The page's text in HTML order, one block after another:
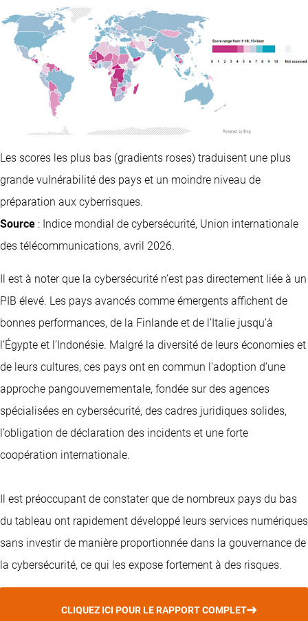
Les scores les plus bas (gradients roses) traduisent une plus
grande vulnérabilité des pays et un moindre niveau de
préparation aux cyberrisques.
Source : Indice mondial de cybersécurité, Union internationale
des télécommunications, avril 2026.
Il est à noter que la cybersécurité n’est pas directement liée à un
PIB élevé. Les pays avancés comme émergents affichent de
bonnes performances, de la Finlande et de l’Italie jusqu’à
l’Égypte et l’Indonésie. Malgré la diversité de leurs économies et
de leurs cultures, ces pays ont en commun l’adoption d’une
approche pangouvernementale, fondée sur des agences
spécialisées en cybersécurité, des cadres juridiques solides,
l’obligation de déclaration des incidents et une forte
coopération internationale.
Il est préoccupant de constater que de nombreux pays du bas
du tableau ont rapidement développé leurs services numériques
sans investir de manière proportionnée dans la gouvernance de
la cybersécurité, ce qui les expose fortement à des risques.
CLIQUEZ ICI POUR LE RAPPORT COMPLET